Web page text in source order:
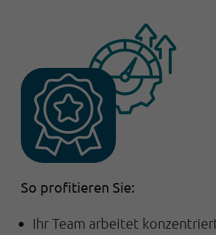
So profitieren Sie:
Ihr Team arbeitet